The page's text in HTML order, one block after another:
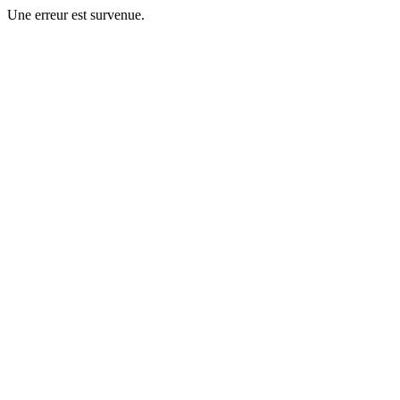
Une erreur est survenue.